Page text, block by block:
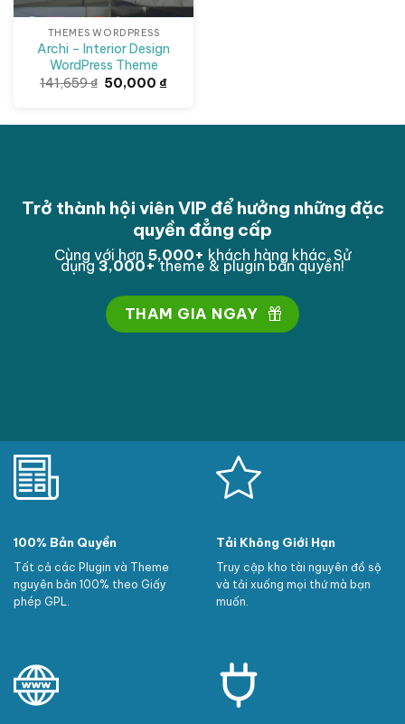
THEMES WORDPRESS
Archi – Interior Design
WordPress Theme
141,659₫ Giá
gốc
50,000₫Giá
Trở thành hội viên VIP để hưởng những đặc
quyền đẳng cấp
Cùng với hơn 5,000+ khách hàng khác. Sử
dụng3,000+theme & plugin bản quyền!
THAM GIA NGAY
100% Bản Quyền
Tất cả các Plugin và Theme
nguyên bản 100% theo Giấy
phép GPL.
Tải Không Giới Hạn
Truy cập kho tài nguyên đồ sộ
và tải xuống mọi thứ mà bạn
muốn.